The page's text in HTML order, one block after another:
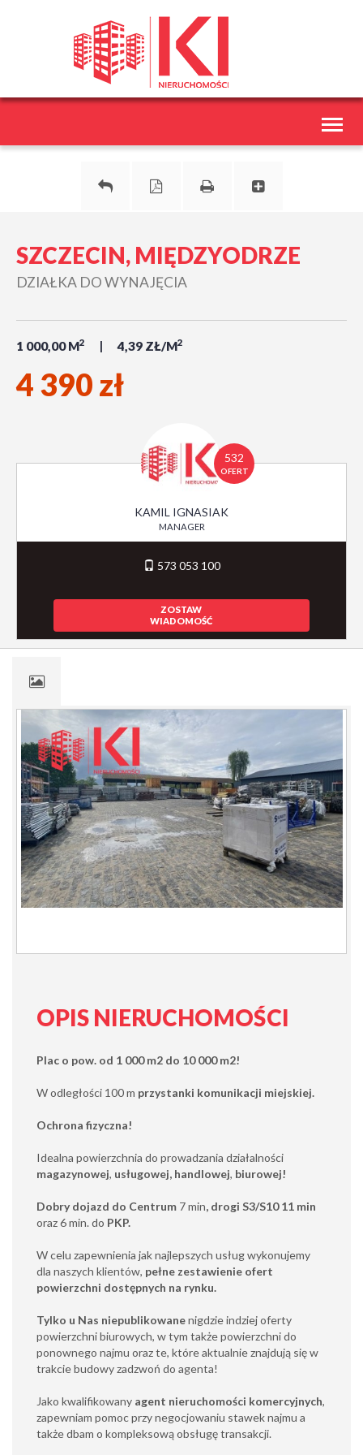
SZCZECIN, MIĘDZYODRZE
DZIAŁKA DO WYNAJĘCIA
1 000,00 M2 4,39 ZŁ/M2
4 390 zł
532
OFERT
KAMIL IGNASIAK
MANAGER
573 053 100
ZOSTAW
WIADOMOŚĆ
OPIS NIERUCHOMOŚCI
Plac o pow. od 1 000 m2 do 10 000 m2!
W odległości 100 m przystanki komunikacji miejskiej.
Ochrona fizyczna!
Idealna powierzchnia do prowadzania działalności
magazynowej, usługowej, handlowej, biurowej!
Dobry dojazd do Centrum 7 min, drogi S3/S10 11 min
oraz 6 min. do PKP.
W celu zapewnienia jak najlepszych usług wykonujemy
dla naszych klientów, pełne zestawienie ofert
powierzchni dostępnych na rynku.
Tylko u Nas niepublikowanenigdzie indziej oferty
powierzchni biurowych, w tym także powierzchni do
ponownego najmu oraz te, które aktualnie znajdują się w
trakcie budowy zadzwoń do agenta!
Jako kwalifikowany agent nieruchomości komercyjnych,
zapewniam pomoc przy negocjowaniu stawek najmu a
także dbam o kompleksową obsługę transakcji.